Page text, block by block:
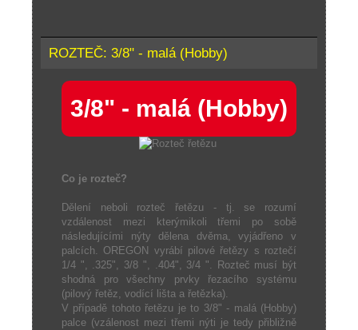
ROZTEČ: 3/8" - malá (Hobby)
3/8" - malá (Hobby)
Co je rozteč?
Dělení neboli rozteč řetězu - tj. se rozumí
vzdálenost mezi kterýmikoli třemi po sobě
následujícími nýty dělena dvěma, vyjádřeno v
palcích. OREGON vyrábí pilové řetězy s roztečí
1/4 ", .325", 3/8 ", .404", 3/4 ". Rozteč musí být
shodná pro všechny prvky řezacího systému
(pilový řetěz, vodící lišta a řetězka).
V případě tohoto řetězu je to 3/8" - malá (Hobby)
palce (vzálenost mezi třemi nýti je tedy přibližně